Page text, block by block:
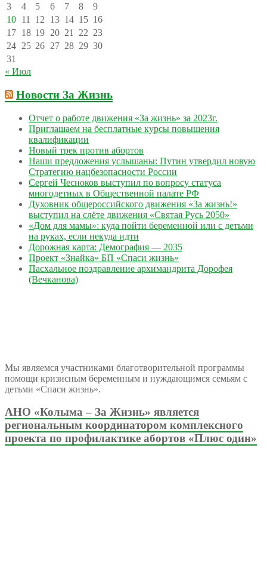
3
4 5 6 7 8
9
10 11 12 13 14 15 16
17 18 19 20 21 22 23
24 25 26 27 28 29 30
31
« Июл
Новости За Жизнь
Отчет о работе движения «За жизнь» за 2023г.
Приглашаем на бесплатные курсы повышения
квалификации
Новый трек против абортов
Наши предложения услышаны: Путин утвердил новую
Стратегию нацбезопасности России
Сергей Чесноков выступил по вопросу статуса
многодетных в Общественной палате РФ
Духовник общероссийского движения «За жизнь!»
выступил на слёте движения «Святая Русь 2050»
«Дом для мамы»: куда пойти беременной или с детьми
на руках, если некуда идти
Дорожная карта: Демография — 2035
Проект «Знайка» БП «Спаси жизнь»
Пасхальное поздравление архимандрита Дорофея
(Вечканова)
Мы являемся участниками благотворительной программы
помощи кризисным беременным и нуждающимся семьям с
детьми «Спаси жизнь».
АНО «Колыма – За Жизнь» является
региональным координатором комплексного
проекта по профилактике абортов «Плюс один»